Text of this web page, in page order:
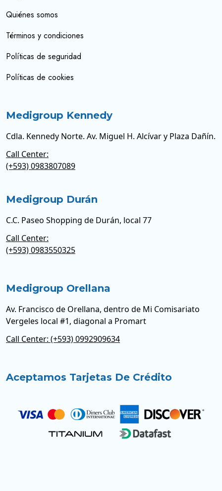
Quiénes somos
Términos y condiciones
Políticas de seguridad
Políticas de cookies
Medigroup Kennedy
Cdla. Kennedy Norte. Av. Miguel H. Alcívar y Plaza Dañín.
Call Center:
(+593) 0983807089
Medigroup Durán
C.C. Paseo Shopping de Durán, local 77
Call Center:
(+593) 0983550325
Medigroup Orellana
Av. Francisco de Orellana, dentro de Mi Comisariato
Vergeles local #1, diagonal a Promart
Call Center: (+593) 0992909634
Aceptamos Tarjetas De Crédito